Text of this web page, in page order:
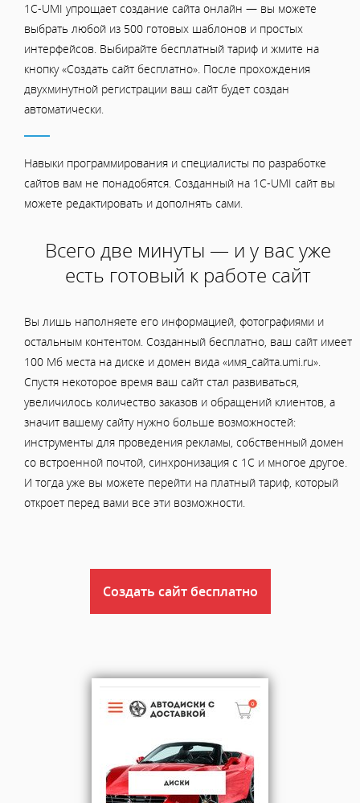
1C-UMI упрощает создание сайта онлайн — вы можете
выбрать любой из 500 готовых шаблонов и простых
интерфейсов. Выбирайте бесплатный тариф и жмите на
кнопку «Создать сайт бесплатно». После прохождения
двухминутной регистрации ваш сайт будет создан
автоматически.
Навыки программирования и специалисты по разработке
сайтов вам не понадобятся. Созданный на 1C-UMI сайт вы
можете редактировать и дополнять сами.
Всего две минуты — и у вас уже
есть готовый к работе сайт
Вы лишь наполняете его информацией, фотографиями и
остальным контентом. Созданный бесплатно, ваш сайт имеет
100 Мб места на диске и домен вида «имя_сайта.umi.ru».
Спустя некоторое время ваш сайт стал развиваться,
увеличилось количество заказов и обращений клиентов, а
значит вашему сайту нужно больше возможностей:
инструменты для проведения рекламы, собственный домен
со встроенной почтой, синхронизация с 1С и многое другое.
И тогда уже вы можете перейти на платный тариф, который
откроет перед вами все эти возможности.
Создать сайт бесплатно